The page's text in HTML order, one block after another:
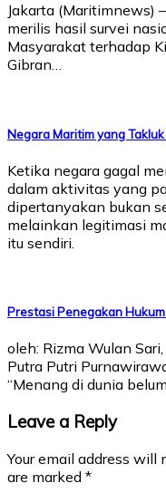
Jakarta (Maritimnews)
merilis hasil survei
Masyarakat terhadap
Gibran…
Negara Maritim yang
Ketika negara gagal
dalam aktivitas yang
dipertanyakan bukan
melainkan legitimasi
itu sendiri.
Prestasi Penegakan
oleh: Rizma Wulan
Putra Putri
“Menang di dunia
Leave a Reply
Your email address will
are marked *